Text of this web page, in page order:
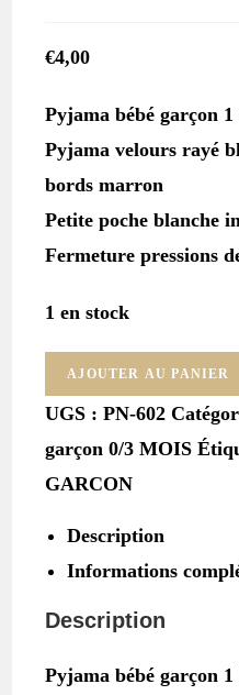
€4,00
Pyjama bébé garçon
Pyjama velours rayé
bords marron
Petite poche blanche
Fermeture pressions
1 en stock
quantité
de
Pyjama
velours
rayé
blanc
1
ABSORBA
AJOUTER AU PANIER
UGS :PN-602
garçon 0/3 MOIS
GARCON
Description
Informations
Description
Pyjama bébé garçon